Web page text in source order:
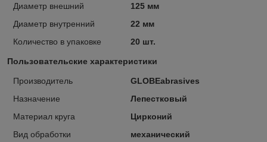
Диаметр внешний
125 мм
Диаметр внутренний
22 мм
Количество в упаковке
20 шт.
Пользовательские характеристики
Производитель
GLOBEabrasives
Назначение
Лепестковый
Материал круга
Цирконий
Вид обработки
механический